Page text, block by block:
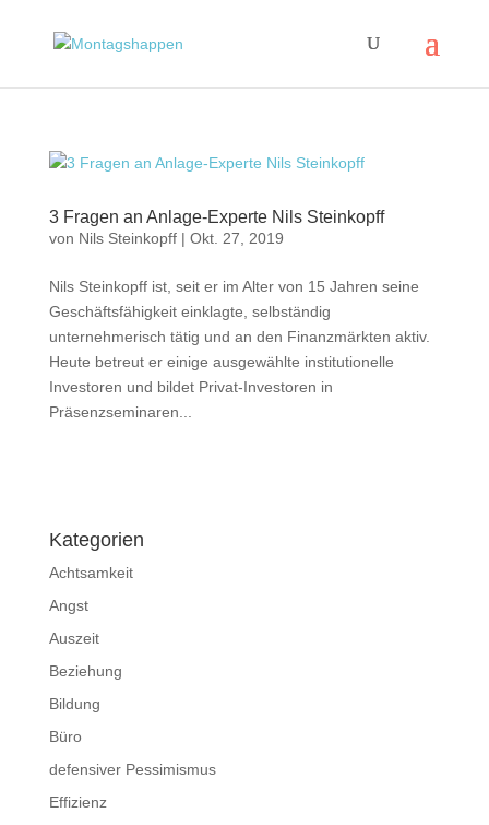
3 Fragen an Anlage-Experte Nils Steinkopff
von Nils Steinkopff| Okt. 27, 2019
Nils Steinkopff ist, seit er im Alter von 15 Jahren seine
Geschäftsfähigkeit einklagte, selbständig
unternehmerisch tätig und an den Finanzmärkten aktiv.
Heute betreut er einige ausgewählte institutionelle
Investoren und bildet Privat-Investoren in
Präsenzseminaren...
Kategorien
Achtsamkeit
Angst
Auszeit
Beziehung
Bildung
Büro
defensiver Pessimismus
Effizienz